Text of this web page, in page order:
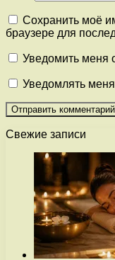
Сохранить моё
браузере для
Уведомить меня
Уведомлять
Свежие записи